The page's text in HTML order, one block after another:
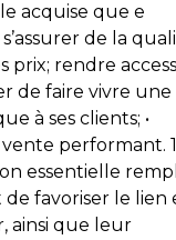
acquise que e
de la
prix; rendre
de faire vivre une
à ses clients; •
performant.
essentielle
de favoriser le lien
ainsi que leur